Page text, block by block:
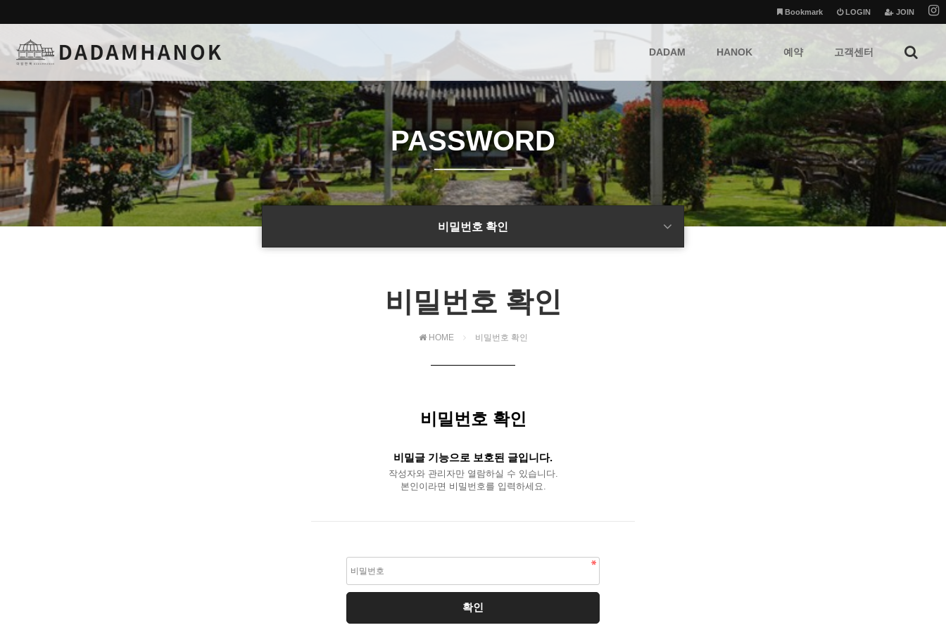
JOIN
LOGIN
Bookmark
DADAM
하위분류
HANOK
하위분류
예약
하위분류
고객센터
하위분류
PASSWORD
비밀번호 확인
비밀번호 확인
HOME 비밀번호 확인
비밀번호 확인
비밀글 기능으로 보호된 글입니다.
작성자와 관리자만 열람하실 수 있습니다.
본인이라면 비밀번호를 입력하세요.